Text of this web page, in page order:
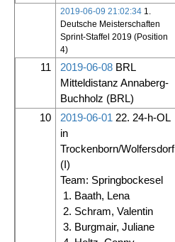
2019-06-09 21:02:34 1.
Deutsche Meisterschaften
Sprint-Staffel 2019 (Position
4)
11 2019-06-08 BRL
Mitteldistanz Annaberg-
Buchholz (BRL)
10 2019-06-01 22. 24-h-OL
in
Trockenborn/Wolfersdorf
(I)
Team: Springbockesel
1. Baath, Lena
2. Schram, Valentin
3. Burgmair, Juliane